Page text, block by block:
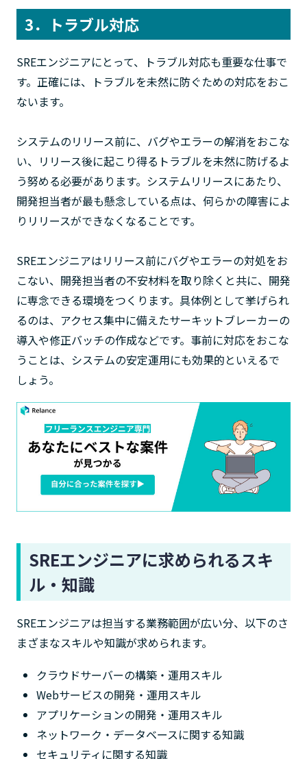
3．トラブル対応
SREエンジニアにとって、トラブル対応も重要な仕事で
す。正確には、トラブルを未然に防ぐための対応をおこ
ないます。
システムのリリース前に、バグやエラーの解消をおこな
い、リリース後に起こり得るトラブルを未然に防げるよ
う努める必要があります。システムリリースにあたり、
開発担当者が最も懸念している点は、何らかの障害によ
りリリースができなくなることです。
SREエンジニアはリリース前にバグやエラーの対処をお
こない、開発担当者の不安材料を取り除くと共に、開発
に専念できる環境をつくります。具体例として挙げられ
るのは、アクセス集中に備えたサーキットブレーカーの
導入や修正バッチの作成などです。事前に対応をおこな
うことは、システムの安定運用にも効果的といえるで
しょう。
SREエンジニアに求められるスキ
ル・知識
SREエンジニアは担当する業務範囲が広い分、以下のさ
まざまなスキルや知識が求められます。
クラウドサーバーの構築・運用スキル
Webサービスの開発・運用スキル
アプリケーションの開発・運用スキル
ネットワーク・データベースに関する知識
セキュリティに関する知識